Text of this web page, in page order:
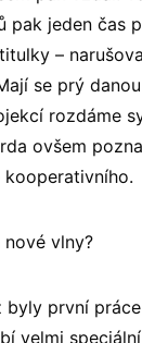
pak jeden čas
–
se prý
rozdáme
ovšem
vlny?
byly první
velmi